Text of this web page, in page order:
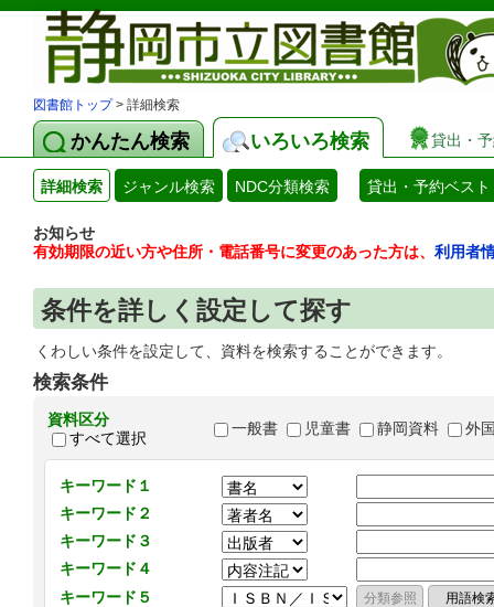
図書館トップ> 詳細検索
かんたん検索 いろいろ検索 貸出・
詳細検索 ジャンル検索 NDC分類検索 貸出・予約ベスト
お知らせ
有効期限の近い方や住所・電話番号に変更のあった方は、 利用者
条件を詳しく設定して探す
くわしい条件を設定して、資料を検索することができます。
検索条件
資料区分
すべて選択
一般書 児童書 静岡資料 外
キーワード１
キーワード２
キーワード３
キーワード４
キーワード５